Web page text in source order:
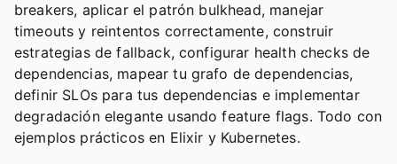
breakers, aplicar el patrón bulkhead, manejar
timeouts y reintentos correctamente, construir
estrategias de fallback, configurar health checks de
dependencias, mapear tu grafo de dependencias,
definir SLOs para tus dependencias e implementar
degradación elegante usando feature flags. Todo con
ejemplos prácticos en Elixir y Kubernetes.